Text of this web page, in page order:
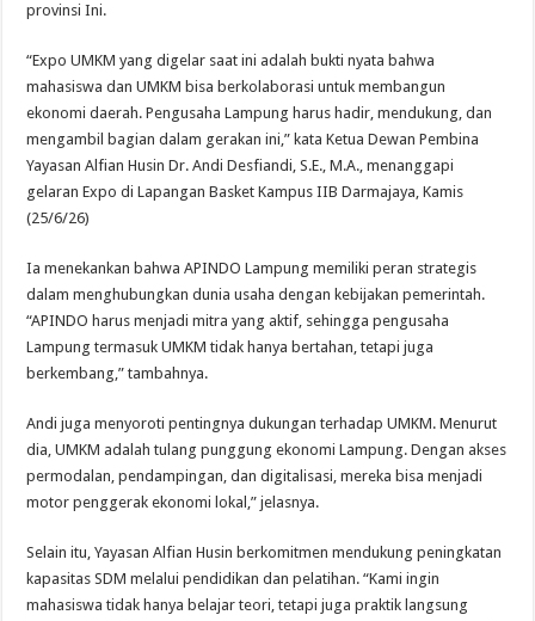
provinsi Ini.
“Expo UMKM yang digelar saat ini adalah bukti nyata bahwa
mahasiswa dan UMKM bisa berkolaborasi untuk membangun
ekonomi daerah. Pengusaha Lampung harus hadir, mendukung, dan
mengambil bagian dalam gerakan ini,” kata Ketua Dewan Pembina
Yayasan Alfian Husin Dr. Andi Desfiandi, S.E., M.A., menanggapi
gelaran Expo di Lapangan Basket Kampus IIB Darmajaya, Kamis
(25/6/26)
Ia menekankan bahwa APINDO Lampung memiliki peran strategis
dalam menghubungkan dunia usaha dengan kebijakan pemerintah.
“APINDO harus menjadi mitra yang aktif, sehingga pengusaha
Lampung termasuk UMKM tidak hanya bertahan, tetapi juga
berkembang,” tambahnya.
Andi juga menyoroti pentingnya dukungan terhadap UMKM. Menurut
dia, UMKM adalah tulang punggung ekonomi Lampung. Dengan akses
permodalan, pendampingan, dan digitalisasi, mereka bisa menjadi
motor penggerak ekonomi lokal,” jelasnya.
Selain itu, Yayasan Alfian Husin berkomitmen mendukung peningkatan
kapasitas SDM melalui pendidikan dan pelatihan. “Kami ingin
mahasiswa tidak hanya belajar teori, tetapi juga praktik langsung